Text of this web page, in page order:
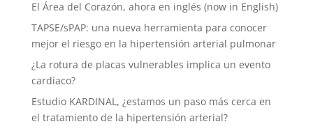
El Área del Corazón, ahora en inglés (now in English)
TAPSE/sPAP: una nueva herramienta para conocer
mejor el riesgo en la hipertensión arterial pulmonar
¿La rotura de placas vulnerables implica un evento
cardiaco?
Estudio KARDINAL, ¿estamos un paso más cerca en
el tratamiento de la hipertensión arterial?